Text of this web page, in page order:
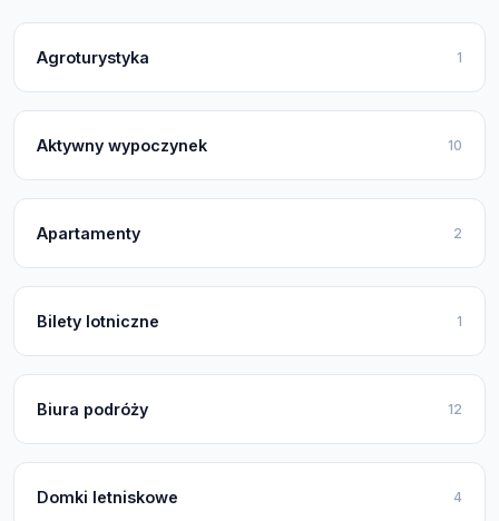
Agroturystyka 1
Aktywny wypoczynek 10
Apartamenty 2
Bilety lotniczne 1
Biura podróży 12
Domki letniskowe 4